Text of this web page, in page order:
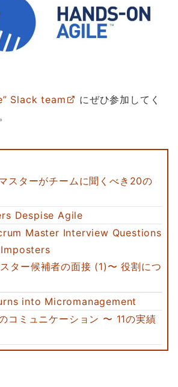
Slack team
にぜひ参加してく
スターがチームに聞くべき20の
Despise Agile
Master Interview Questions
ター候補者の面接 (1)〜 役割につ
into Micromanagement
コミュニケーション 〜 11の実績